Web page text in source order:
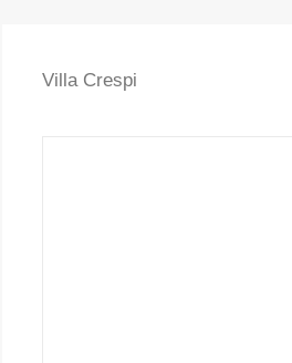
Villa Crespi